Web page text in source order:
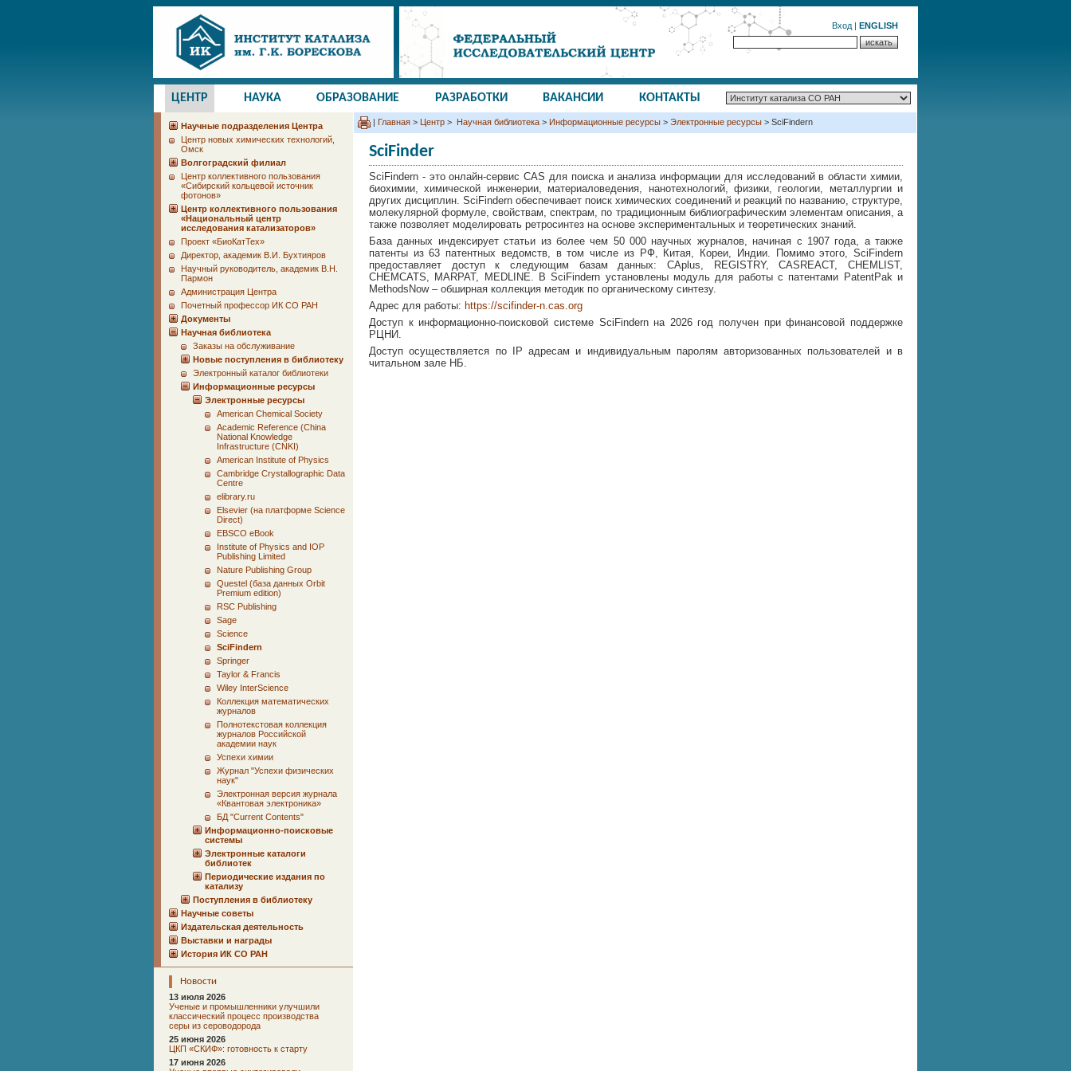
Вход | ENGLISH
ЦЕНТР НАУКА ОБРАЗОВАНИЕ РАЗРАБОТКИ ВАКАНСИИ КОНТАКТЫ
Научные подразделения Центра
Центр новых химических технологий,
Омск
Волгоградский филиал
Центр коллективного пользования
«Сибирский кольцевой источник
фотонов»
Центр коллективного пользования
«Национальный центр
исследования катализаторов»
Проект «БиоКатТех»
Директор, академик В.И. Бухтияров
Научный руководитель, академик В.Н.
Пармон
Администрация Центра
Почетный профессор ИК СО РАН
Документы
Научная библиотека
Заказы на обслуживание
Новые поступления в библиотеку
Электронный каталог библиотеки
Информационные ресурсы
Электронные ресурсы
American Chemical Society
Academic Reference (China
National Knowledge
Infrastructure (CNKI)
American Institute of Physics
Cambridge Crystallographic Data
Centre
elibrary.ru
Elsevier (на платформе Science
Direct)
EBSCO eBook
Institute of Physics and IOP
Publishing Limited
Nature Publishing Group
Questel (база данных Orbit
Premium edition)
RSC Publishing
Sage
Science
SciFindern
Springer
Taylor & Francis
Wiley InterScience
Коллекция математических
журналов
Полнотекстовая коллекция
журналов Российской
академии наук
Успехи химии
Журнал "Успехи физических
наук"
Электронная версия журнала
«Квантовая электроника»
БД "Current Сontents"
Информационно-поисковые
системы
Электронные каталоги
библиотек
Периодические издания по
катализу
Поступления в библиотеку
Научные советы
Издательская деятельность
Выставки и награды
История ИК СО РАН
Новости
13 июля 2026
Ученые и промышленники улучшили
классический процесс производства
серы из сероводорода
25 июня 2026
ЦКП «СКИФ»: готовность к старту
17 июня 2026
| Главная > Центр > Научная библиотека > Информационные ресурсы > Электронные ресурсы > SciFindern
SciFinder
SciFindern - это онлайн-сервис CAS для поиска и анализа информации для исследований в области химии,
биохимии, химической инженерии, материаловедения, нанотехнологий, физики, геологии, металлургии и
других дисциплин. SciFindern обеспечивает поиск химических соединений и реакций по названию, структуре,
молекулярной формуле, свойствам, спектрам, по традиционным библиографическим элементам описания, а
также позволяет моделировать ретросинтез на основе экспериментальных и теоретических знаний.
База данных индексирует статьи из более чем 50 000 научных журналов, начиная с 1907 года, а также
патенты из 63 патентных ведомств, в том числе из РФ, Китая, Кореи, Индии. Помимо этого, SciFindern
предоставляет доступ к следующим базам данных: CAplus, REGISTRY, CASREACT, CHEMLIST,
CHEMCATS, MARPAT, MEDLINE. В SciFindern установлены модуль для работы с патентами PatentPak и
MethodsNow – обширная коллекция методик по органическому синтезу.
Адрес для работы: https://scifinder-n.cas.org
Доступ к информационно-поисковой системе SciFindern на 2026 год получен при финансовой поддержке
РЦНИ.
Доступ осуществляется по IP адресам и индивидуальным паролям авторизованных пользователей и в
читальном зале НБ.